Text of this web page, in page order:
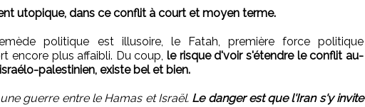
utopique, dans ce conflit à court et moyen terme.
politique est illusoire, le Fatah, première force politique
encore plus affaibli. Du coup,le risque d'voir s'étendre le conflit au-
palestinien, existe bel et bien.
guerre entre le Hamas et Israël. Le danger est que l'Iran s'y invite